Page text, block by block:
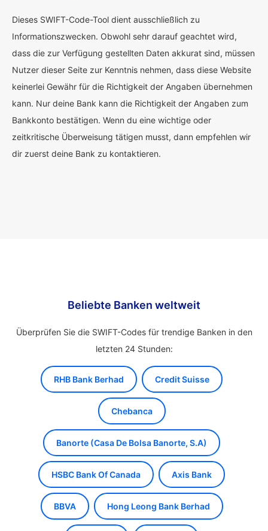
Dieses SWIFT-Code-Tool dient ausschließlich zu
Informationszwecken. Obwohl sehr darauf geachtet wird,
dass die zur Verfügung gestellten Daten akkurat sind, müssen
Nutzer dieser Seite zur Kenntnis nehmen, dass diese Website
keinerlei Gewähr für die Richtigkeit der Angaben übernehmen
kann. Nur deine Bank kann die Richtigkeit der Angaben zum
Bankkonto bestätigen. Wenn du eine wichtige oder
zeitkritische Überweisung tätigen musst, dann empfehlen wir
dir zuerst deine Bank zu kontaktieren.
Beliebte Banken weltweit
Überprüfen Sie die SWIFT-Codes für trendige Banken in den
letzten 24 Stunden:
RHB Bank Berhad Credit Suisse
Chebanca
Banorte (Casa De Bolsa Banorte, S.A)
HSBC Bank Of Canada Axis Bank
BBVA Hong Leong Bank Berhad